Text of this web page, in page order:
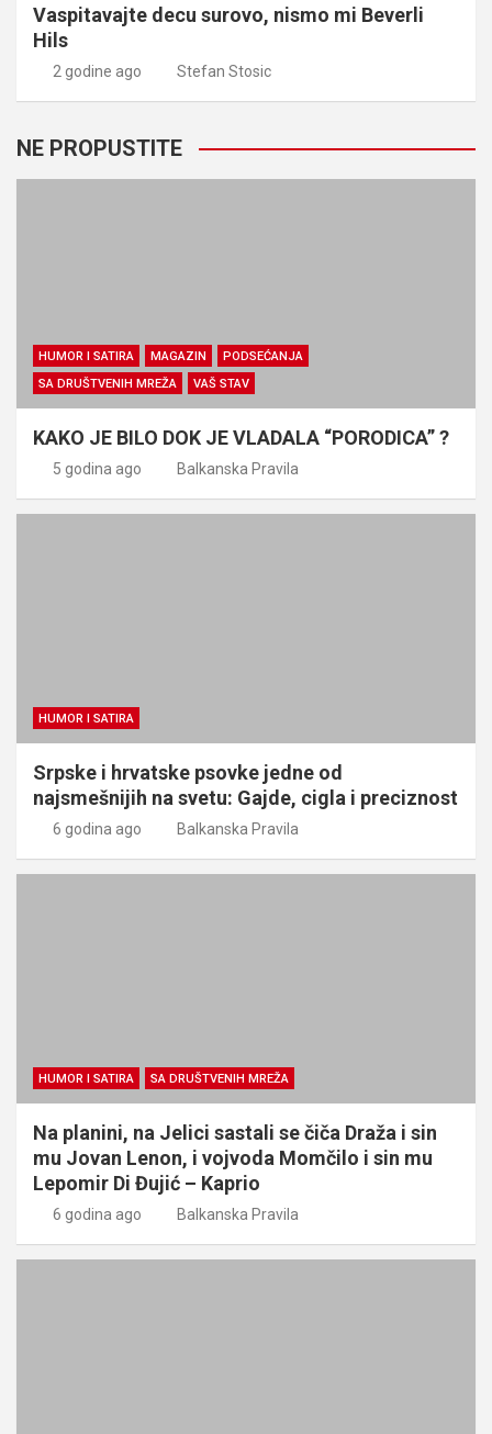
Vaspitavajte decu surovo, nismo mi Beverli
Hils
2 godine ago Stefan Stosic
NE PROPUSTITE
HUMOR I SATIRA MAGAZIN
PODSEĆANJA
SA DRUŠTVENIH MREŽA
VAŠ STAV
KAKO JE BILO DOK JE VLADALA “PORODICA” ?
5 godina ago Balkanska Pravila
HUMOR I SATIRA
Srpske i hrvatske psovke jedne od
najsmešnijih na svetu: Gajde, cigla i preciznost
6 godina ago Balkanska Pravila
HUMOR I SATIRA SA DRUŠTVENIH MREŽA
Na planini, na Jelici sastali se čiča Draža i sin
mu Jovan Lenon, i vojvoda Momčilo i sin mu
Lepomir Di Đujić – Kaprio
6 godina ago Balkanska Pravila